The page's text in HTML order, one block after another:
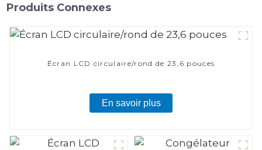
Produits Connexes
Écran LCD circulaire/rond de 23,6 pouces
En savoir plus